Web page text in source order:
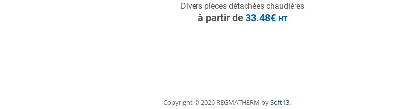
Divers pièces détachées chaudières
à partir de 33.48€ HT
Demande de devis
Copyright© 2026 REGMATHERM bySoft13.